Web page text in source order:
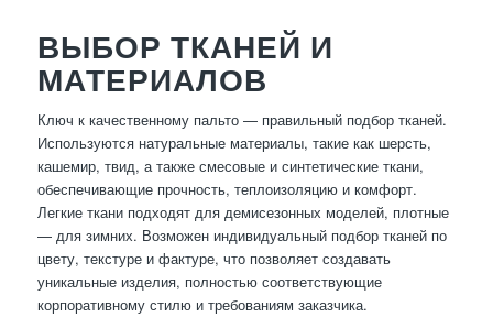
ВЫБОР ТКАНЕЙ И
МАТЕРИАЛОВ
Ключ к качественному пальто — правильный подбор тканей.
Используются натуральные материалы, такие как шерсть,
кашемир, твид, а также смесовые и синтетические ткани,
обеспечивающие прочность, теплоизоляцию и комфорт.
Легкие ткани подходят для демисезонных моделей, плотные
— для зимних. Возможен индивидуальный подбор тканей по
цвету, текстуре и фактуре, что позволяет создавать
уникальные изделия, полностью соответствующие
корпоративному стилю и требованиям заказчика.